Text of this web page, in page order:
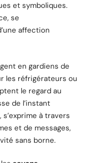
et symboliques.
se
affection
en gardiens de
les réfrigérateurs ou
le regard au
de l’instant
à travers
et de messages,
sans borne.